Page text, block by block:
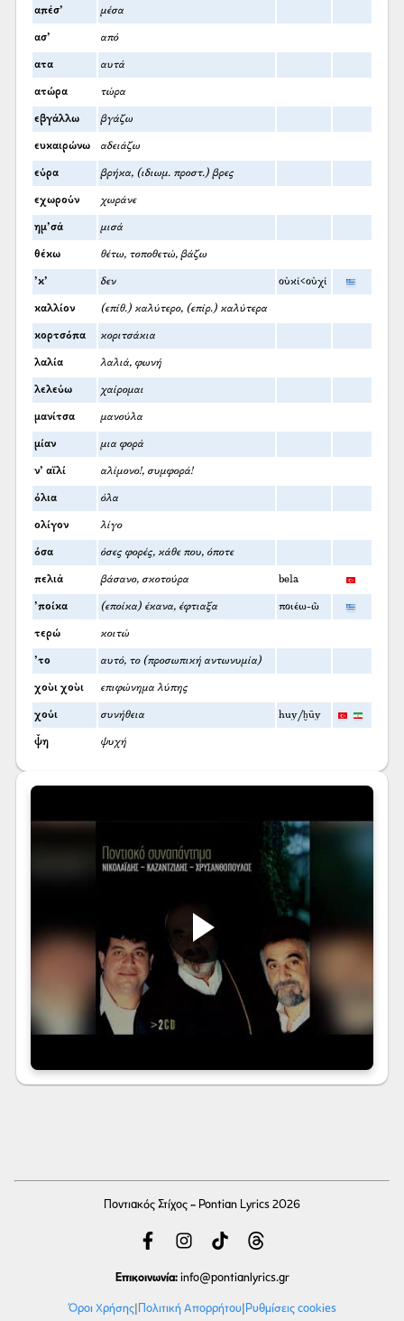
απέσ’ μέσα
ασ’ από
ατα αυτά
ατώρα τώρα
εβγάλλω βγάζω
ευκαιρώνω αδειάζω
εύρα βρήκα, (ιδιωμ. προστ.) βρες
εχωρούν χωράνε
ημ’σά μισά
θέκω θέτω, τοποθετώ, βάζω
’κ’ δεν οὐκί<οὐχί
καλλίον (επίθ.) καλύτερο, (επίρ.) καλύτερα
κορτσόπα κοριτσάκια
λαλία λαλιά, φωνή
λελεύω χαίρομαι
μανίτσα μανούλα
μίαν μια φορά
ν’ αϊλί αλίμονο!, συμφορά!
όλια όλα
ολίγον λίγο
όσα όσες φορές, κάθε που, όποτε
πελιά βάσανο, σκοτούρα bela
’ποίκα (εποίκα) έκανα, έφτιαξα ποιέω-ῶ
τερώ κοιτώ
’το αυτό, το (προσωπική αντωνυμία)
χοὺι χοὺι επιφώνημα λύπης
χούι συνήθεια huy/ḫūy
ψ̌η ψυχή
Ποντιακός Στίχος - Pontian Lyrics 2026
Επικοινωνία: info@pontianlyrics.gr
Όροι Χρήσης| Πολιτική Απορρήτου| Ρυθμίσεις cookies